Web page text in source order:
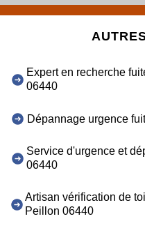
Expert en recherche
06440
Dépannage urgence
Service d'urgence et
06440
Artisan vérification de
Peillon 06440